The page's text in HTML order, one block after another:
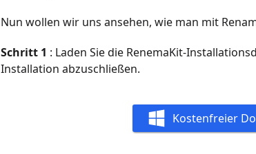
Nun wollen wir uns ansehen, wie man mit
Schritt 1 : Laden Sie die RenemaKit-
Installation abzuschließen.
Kostenfreier